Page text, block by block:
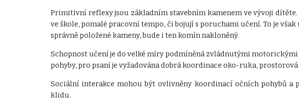
Primitivní reflexy jsou základním stavebním kamenem ve vývoji
ve škole, pomalé pracovní tempo, či bojují s poruchami učení. To je
správně položené kameny, bude i ten komín nakloněný.
Schopnost učení je do velké míry podmíněná zvládnutými
pohyby, pro psaní je vyžadována dobrá koordinace oko-ruka,
Sociální interakce mohou být ovlivněny koordinací očních pohybů a
klidu.